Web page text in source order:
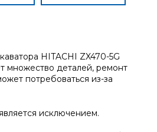
HITACHI ZX470-5G
множество деталей, ремонт
потребоваться из-за
исключением.